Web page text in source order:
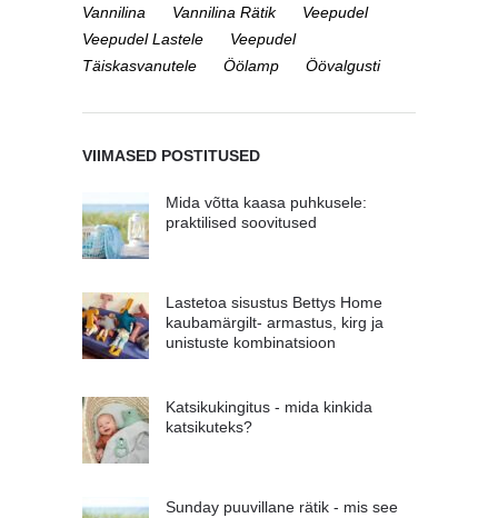
Vannilina
Vannilina Rätik
Veepudel
Veepudel Lastele
Veepudel
Täiskasvanutele
Öölamp Öövalgusti
VIIMASED POSTITUSED
Mida võtta kaasa puhkusele:
praktilised soovitused
Lastetoa sisustus Bettys Home
kaubamärgilt- armastus, kirg ja
unistuste kombinatsioon
Katsikukingitus - mida kinkida
katsikuteks?
Sunday puuvillane rätik - mis see